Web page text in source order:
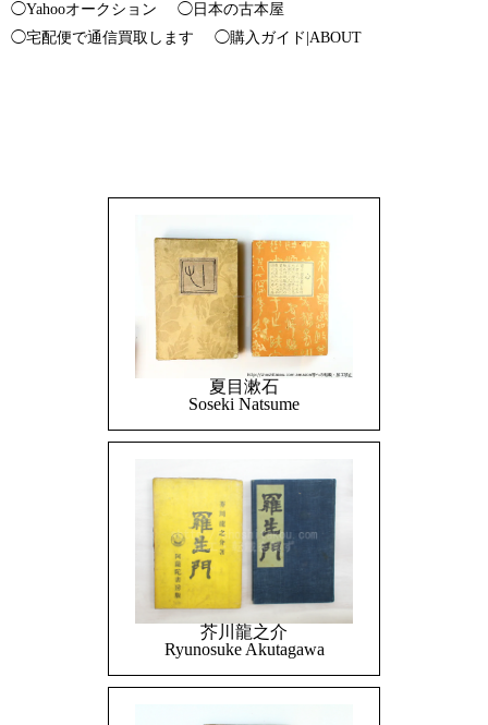
◯Yahooオークション
◯日本の古本屋
◯宅配便で通信買取します
◯購入ガイド|ABOUT
夏目漱石
Soseki Natsume
芥川龍之介
Ryunosuke Akutagawa